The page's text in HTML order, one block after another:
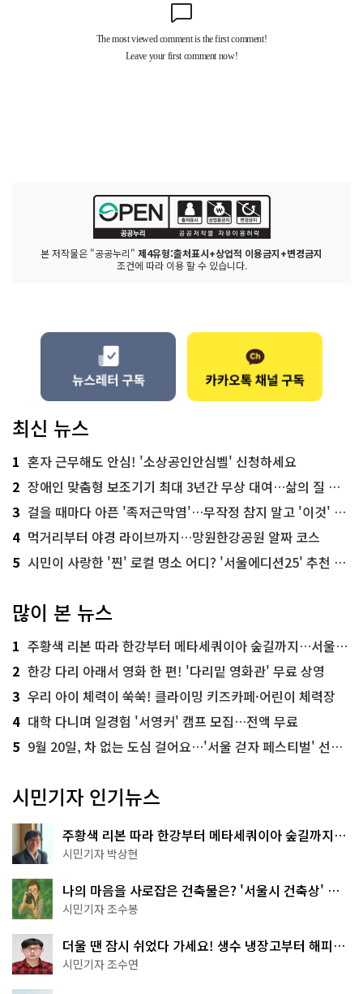
본 저작물은 "공공누리" 제4유형:출처표시+상업적 이용금지+변경금지
조건에 따라 이용 할 수 있습니다.
최신 뉴스
1 혼자 근무해도 안심! '소상공인안심벨' 신청하세요
2 장애인 맞춤형 보조기기 최대 3년간 무상 대여…삶의 질 높인다
3 걸을 때마다 아픈 '족저근막염'…무작정 참지 말고 '이것' 해보세요!
4 먹거리부터 야경 라이브까지…망원한강공원 알짜 코스
5 시민이 사랑한 '찐' 로컬 명소 어디? '서울에디션25' 추천 코스
많이 본 뉴스
1 주황색 리본 따라 한강부터 메타세쿼이아 숲길까지…서울둘레길 15코스
2 한강 다리 아래서 영화 한 편! '다리밑 영화관' 무료 상영
3 우리 아이 체력이 쑥쑥! 클라이밍 키즈카페·어린이 체력장
4 대학 다니며 일경험 '서영커' 캠프 모집…전액 무료
5 9월 20일, 차 없는 도심 걸어요…'서울 걷자 페스티벌' 선착순 5천명
시민기자 인기뉴스
주황색 리본 따라 한강부터 메타세쿼이아 숲길까지…
서울둘레길 15코스
시민기자 박상현
나의 마음을 사로잡은 건축물은? '서울시 건축상' 수
상작 공개!
시민기자 조수봉
더울 땐 잠시 쉬었다 가세요! 생수 냉장고부터 해피소
·무더위쉼터까지
시민기자 조수연